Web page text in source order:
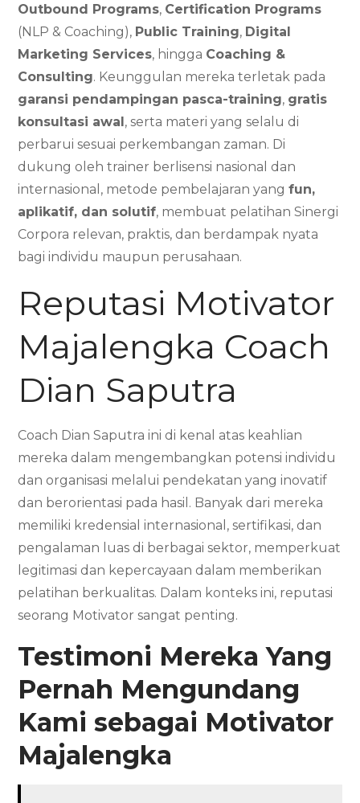
Outbound Programs, Certification Programs
(NLP & Coaching), Public Training, Digital
Marketing Services, hingga Coaching &
Consulting. Keunggulan mereka terletak pada
garansi pendampingan pasca-training, gratis
konsultasi awal, serta materi yang selalu di
perbarui sesuai perkembangan zaman. Di
dukung oleh trainer berlisensi nasional dan
internasional, metode pembelajaran yangfun,
aplikatif, dan solutif, membuat pelatihan Sinergi
Corpora relevan, praktis, dan berdampak nyata
bagi individu maupun perusahaan.
Reputasi Motivator
Majalengka Coach
Dian Saputra
Coach Dian Saputra ini di kenal atas keahlian
mereka dalam mengembangkan potensi individu
dan organisasi melalui pendekatan yang inovatif
dan berorientasi pada hasil. Banyak dari mereka
memiliki kredensial internasional, sertifikasi, dan
pengalaman luas di berbagai sektor, memperkuat
legitimasi dan kepercayaan dalam memberikan
pelatihan berkualitas. Dalam konteks ini, reputasi
seorang Motivator sangat penting.
Testimoni Mereka Yang
Pernah Mengundang
Kami sebagai Motivator
Majalengka